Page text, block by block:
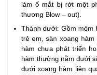
làm ổ mắt bị rớt một
thương Blow – out).
Thành dưới: Gồm mỏm
trẻ em, sàn xoang
hàm chưa phát triển
hàm thường nằm dưới
dưới xoang hàm liên